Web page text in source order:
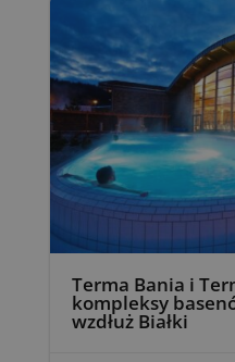
Terma Bania i
kompleksy
wzdłuż Białki